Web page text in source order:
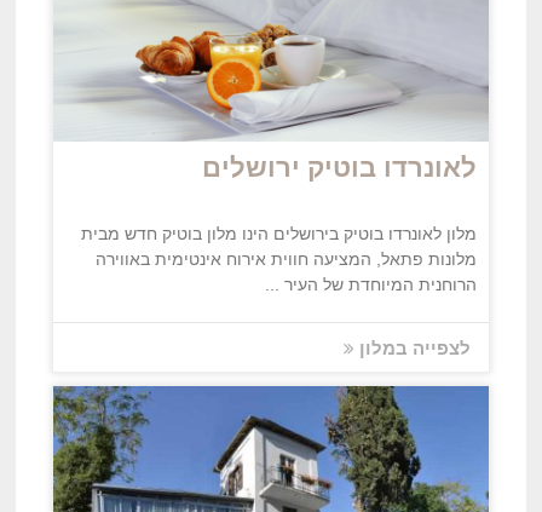
לאונרדו בוטיק ירושלים
מלון לאונרדו בוטיק בירושלים הינו מלון בוטיק חדש מבית
מלונות פתאל, המציעה חווית אירוח אינטימית באווירה
הרוחנית המיוחדת של העיר ...
לצפייה במלון